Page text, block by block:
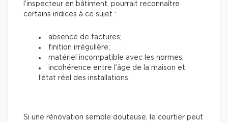
l’inspecteur en bâtiment, pourrait reconnaître
certains indices à ce sujet :
absence de factures;
finition irrégulière;
matériel incompatible avec les normes;
incohérence entre l’âge de la maison et
l’état réel des installations.
Si une rénovation semble douteuse, le courtier peut